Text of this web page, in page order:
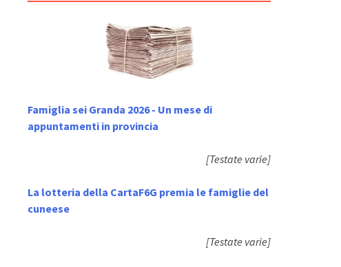
Famiglia sei Granda 2026 - Un mese di
appuntamenti in provincia
[Testate varie]
La lotteria della CartaF6G premia le famiglie del
cuneese
[Testate varie]